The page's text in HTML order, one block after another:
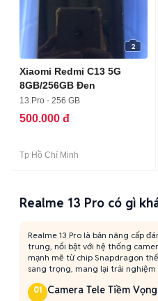
2
Xiaomi Redmi C13 5G
8GB/256GB Đen
13 Pro - 256 GB
500.000 đ
Tp Hồ Chí Minh
Realme 13 Pro có gì
Realme 13 Pro là bản nâng cấp
trung, nổi bật với hệ thống
mạnh mẽ từ chip Snapdragon
sang trọng, mang lại trải nghiệm
01 Camera Tele Tiềm